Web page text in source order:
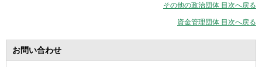
その他の政治団体 目次へ戻る
資金管理団体 目次へ戻る
お問い合わせ